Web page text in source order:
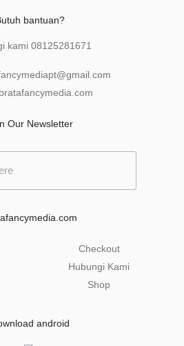
bantuan?
kami 08125281671
.com
Our Newsletter
Checkout
Hubungi Kami
Shop
android